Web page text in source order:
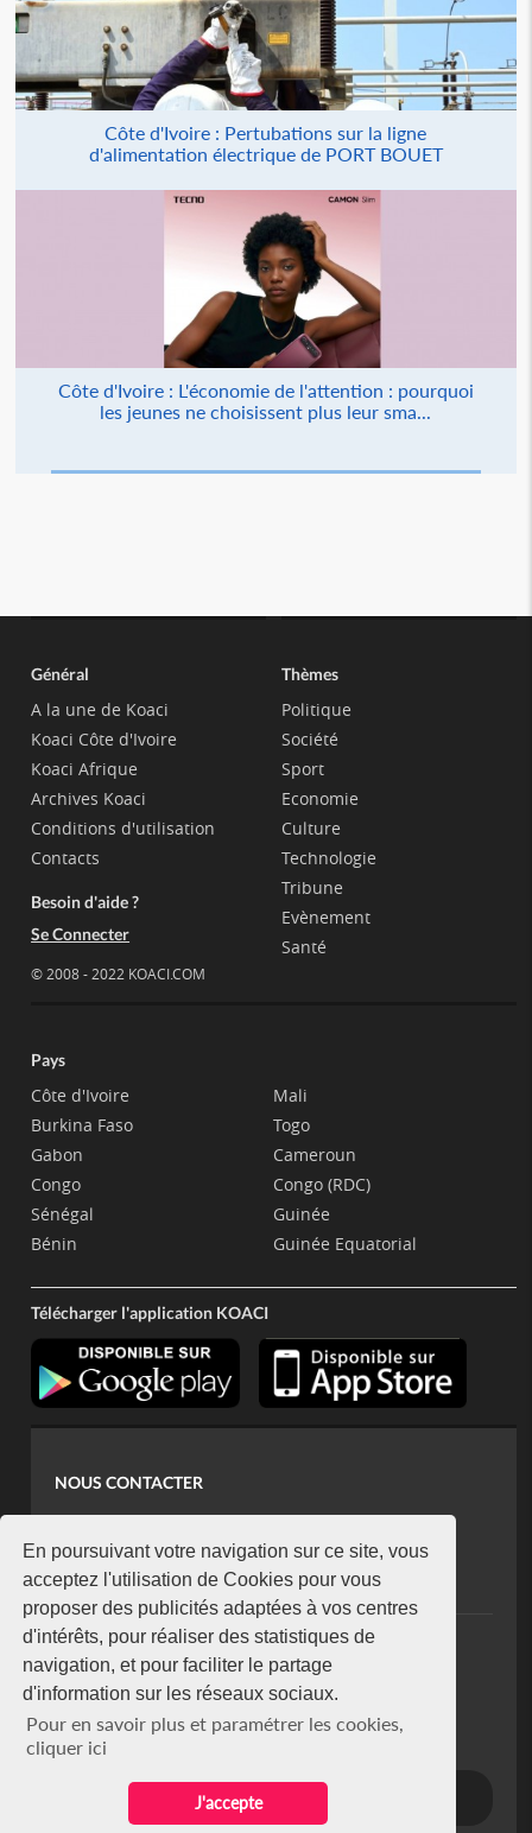
En poursuivant votre navigation sur ce site, vous
acceptez l'utilisation de Cookies pour vous
proposer des publicités adaptées à vos centres
d'intérêts, pour réaliser des statistiques de
navigation, et pour faciliter le partage
d'information sur les réseaux sociaux.
Pour en savoir plus et paramétrer les cookies,
cliquer ici
J'accepte
Côte d'Ivoire : Pertubations sur la ligne
d'alimentation électrique de PORT BOUET
Côte d'Ivoire : L'économie de l'attention : pourquoi
les jeunes ne choisissent plus leur sma...
Général
A la une de Koaci
Koaci Côte d'Ivoire
Koaci Afrique
Archives Koaci
Conditions d'utilisation
Contacts
Besoin d'aide ?
Se Connecter
© 2008 - 2022 KOACI.COM
Thèmes
Politique
Société
Sport
Economie
Culture
Technologie
Tribune
Evènement
Santé
Pays
Côte d'Ivoire
Burkina Faso
Gabon
Congo
Sénégal
Bénin
Mali
Togo
Cameroun
Congo (RDC)
Guinée
Guinée Equatorial
Télécharger l'application KOACI
NOUS CONTACTER
koaci@yahoo.fr
+225 07 08 85 52 93
NEWSLETTER
Restez connecté via notre newsletter
S'abonner
Se désabonner